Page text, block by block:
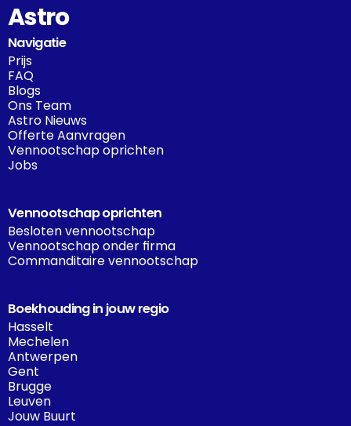
Astro
Navigatie
Prijs
FAQ
Blogs
Ons Team
Astro Nieuws
Offerte Aanvragen
Vennootschap oprichten
Jobs
Vennootschap oprichten
Besloten vennootschap
Vennootschap onder firma
Commanditaire vennootschap
Boekhouding in jouw regio
Hasselt
Mechelen
Antwerpen
Gent
Brugge
Leuven
Jouw Buurt